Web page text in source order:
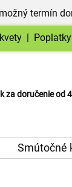
termín
|
za doručenie od
dátum doručenia
Smútočné